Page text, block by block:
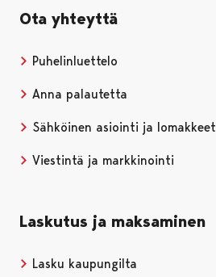
Ota yhteyttä
Puhelinluettelo
Anna palautetta
Sähköinen asiointi ja lomakkeet
Viestintä ja markkinointi
Laskutus ja maksaminen
Lasku kaupungilta